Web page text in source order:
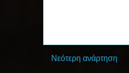
Νεότερη ανάρτηση